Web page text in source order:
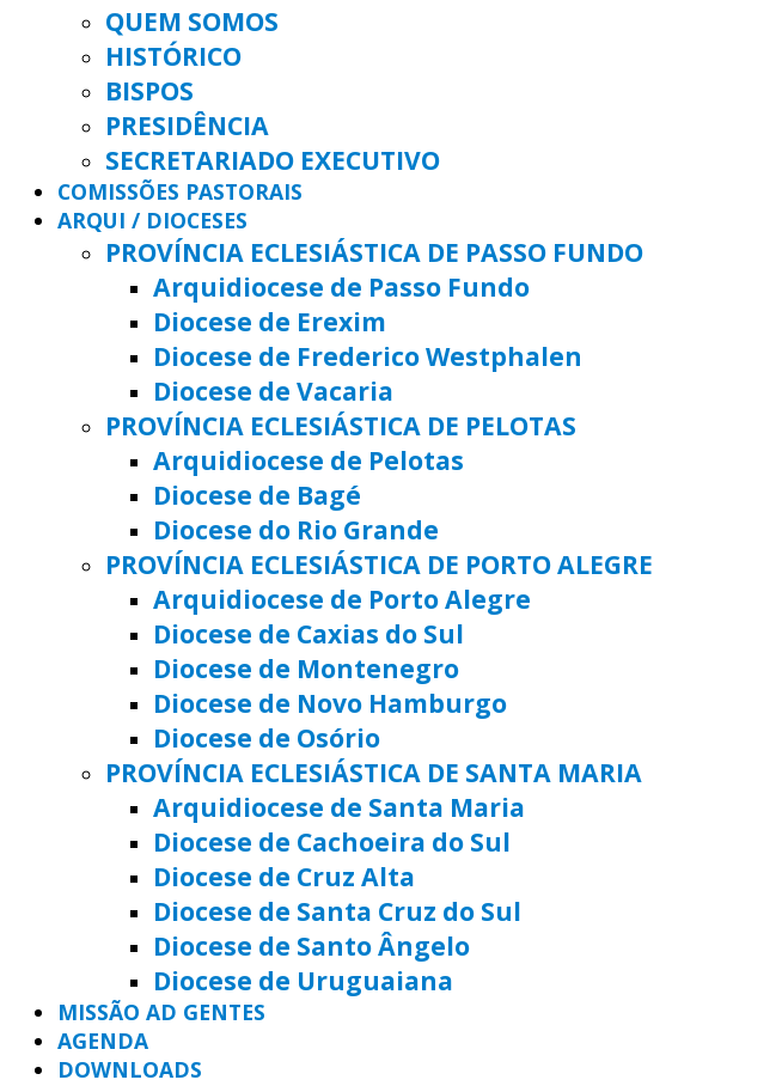
QUEM SOMOS
HISTÓRICO
BISPOS
PRESIDÊNCIA
SECRETARIADO EXECUTIVO
COMISSÕES PASTORAIS
ARQUI / DIOCESES
PROVÍNCIA ECLESIÁSTICA DE PASSO FUNDO
Arquidiocese de Passo Fundo
Diocese de Erexim
Diocese de Frederico Westphalen
Diocese de Vacaria
PROVÍNCIA ECLESIÁSTICA DE PELOTAS
Arquidiocese de Pelotas
Diocese de Bagé
Diocese do Rio Grande
PROVÍNCIA ECLESIÁSTICA DE PORTO ALEGRE
Arquidiocese de Porto Alegre
Diocese de Caxias do Sul
Diocese de Montenegro
Diocese de Novo Hamburgo
Diocese de Osório
PROVÍNCIA ECLESIÁSTICA DE SANTA MARIA
Arquidiocese de Santa Maria
Diocese de Cachoeira do Sul
Diocese de Cruz Alta
Diocese de Santa Cruz do Sul
Diocese de Santo Ângelo
Diocese de Uruguaiana
MISSÃO AD GENTES
AGENDA
DOWNLOADS